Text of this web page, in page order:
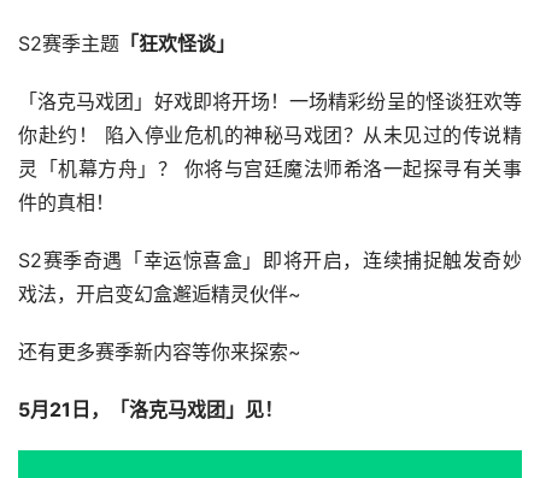
S2赛季主题 「狂欢怪谈」
「洛克马戏团」好戏即将开场！一场精彩纷呈的怪谈狂欢等
你赴约！ 陷入停业危机的神秘马戏团？从未见过的传说精
灵「机幕方舟」？ 你将与宫廷魔法师希洛一起探寻有关事
件的真相！
S2赛季奇遇「幸运惊喜盒」即将开启，连续捕捉触发奇妙
戏法，开启变幻盒邂逅精灵伙伴~
还有更多赛季新内容等你来探索~
5月21日，「洛克马戏团」见！